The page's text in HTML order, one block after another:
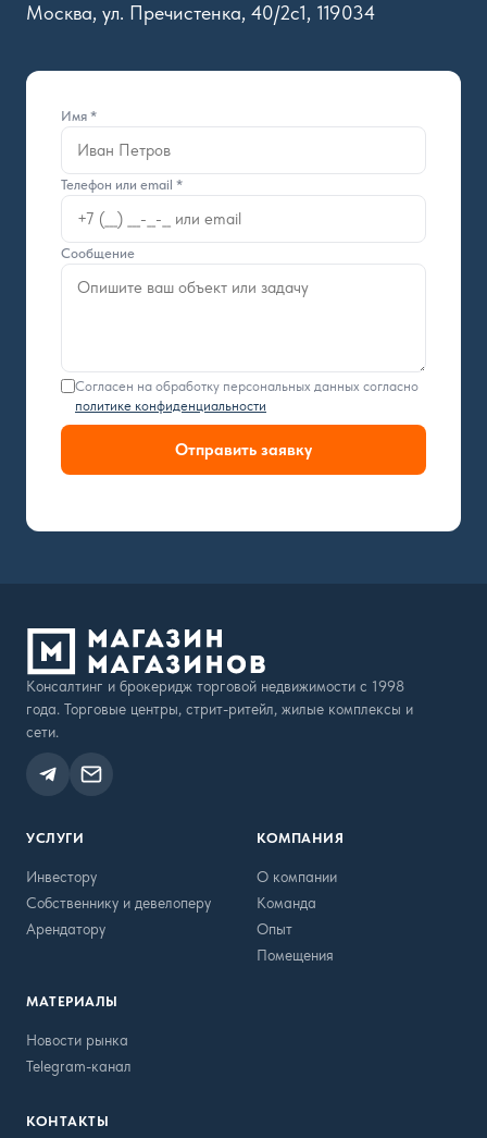
Москва, ул. Пречистенка, 40/2с1, 119034
Имя *
Телефон или email *
Сообщение
Согласен на обработку персональных данных согласно
политике конфиденциальности
Отправить заявку
Консалтинг и брокеридж торговой недвижимости с 1998
года. Торговые центры, стрит-ритейл, жилые комплексы и
сети.
УСЛУГИ
Инвестору
Собственнику и девелоперу
Арендатору
КОМПАНИЯ
О компании
Команда
Опыт
Помещения
МАТЕРИАЛЫ
Новости рынка
Telegram-канал
КОНТАКТЫ